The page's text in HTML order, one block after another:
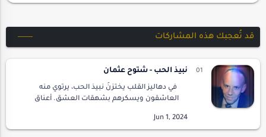
قد تُعجبك هذه المشاركات
نبيذ الحب - شتوح عثمان
في دهاليز القلب يختزنُ نبيذ الحب، يرتوي منه
العاشقون ويسكرهم بشهقات العشق. أعناق
تعانق السماء في تناغم يثير الجنون. نبيذ الحب، م…